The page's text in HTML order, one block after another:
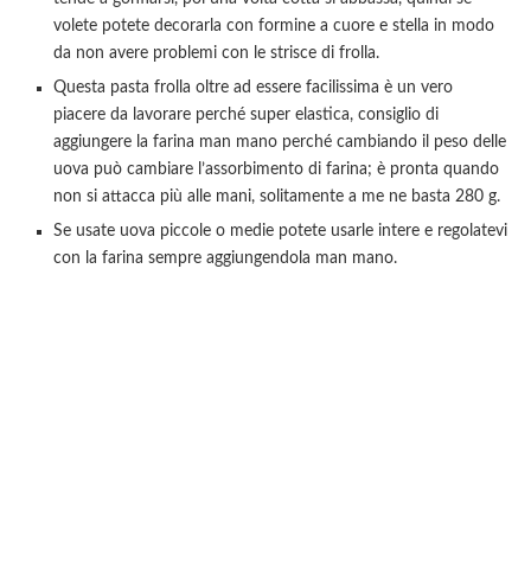
volete potete decorarla con formine a cuore e stella in modo
da non avere problemi con le strisce di frolla.
Questa pasta frolla oltre ad essere facilissima è un vero
piacere da lavorare perché super elastica, consiglio di
aggiungere la farina man mano perché cambiando il peso delle
uova può cambiare l’assorbimento di farina; è pronta quando
non si attacca più alle mani, solitamente a me ne basta 280 g.
Se usate uova piccole o medie potete usarle intere e regolatevi
con la farina sempre aggiungendola man mano.